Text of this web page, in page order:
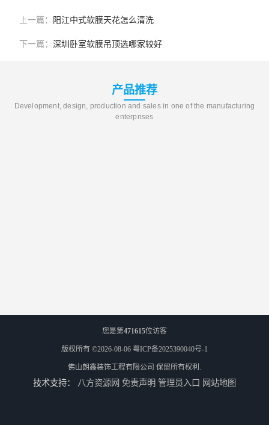
上一篇： 阳江中式软膜天花怎么清洗
下一篇： 深圳卧室软膜吊顶选哪家较好
产品推荐
Development, design, production and sales in one of the manufacturing
enterprises
您是第471615位访客
版权所有 ©2026-08-06 粤ICP备2025390040号-1
佛山朗鑫装饰工程有限公司 保留所有权利.
技术支持： 八方资源网 免责声明 管理员入口 网站地图